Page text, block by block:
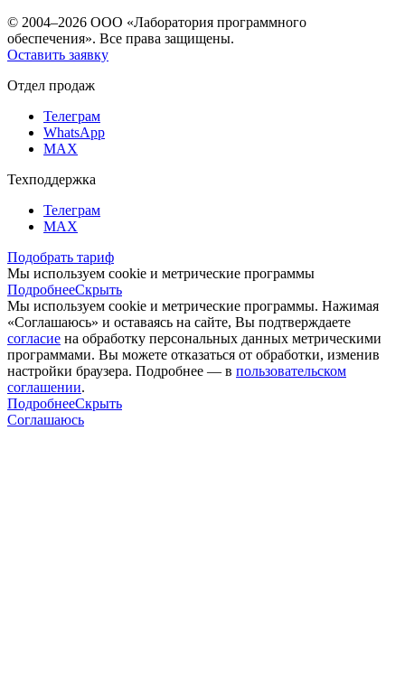
© 2004–2026 ООО «Лаборатория программного
обеспечения». Все права защищены.
Оставить заявку
Отдел продаж
Телеграм
WhatsApp
MAX
Техподдержка
Телеграм
MAX
Подобрать тариф
Мы используем cookie и метрические программы
ПодробнееСкрыть
Мы используем cookie и метрические программы. Нажимая
«Соглашаюсь» и оставаясь на сайте, Вы подтверждаете
согласие на обработку персональных данных метрическими
программами. Вы можете отказаться от обработки, изменив
настройки браузера. Подробнее — в пользовательском
соглашении.
ПодробнееСкрыть
Соглашаюсь